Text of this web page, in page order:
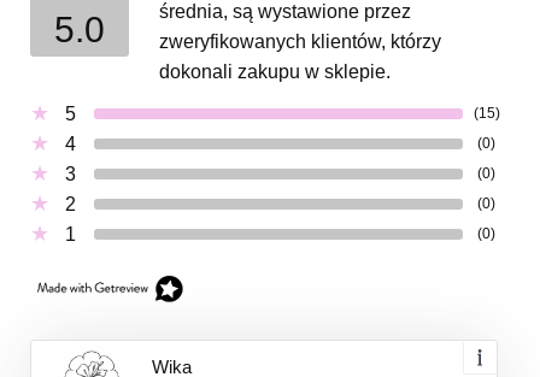
5.0
średnia, są wystawione przez
zweryfikowanych klientów, którzy
dokonali zakupu w sklepie.
5 (15)
4 (0)
3 (0)
2 (0)
1 (0)
Wika